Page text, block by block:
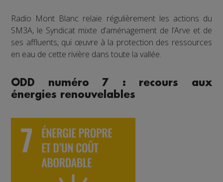
Radio Mont Blanc relaie régulièrement les actions du
SM3A, le Syndicat mixte d’aménagement de l’Arve et de
ses affluents, qui œuvre à la protection des ressources
en eau de cette rivière dans toute la vallée.
ODD numéro 7 : recours aux
énergies renouvelables